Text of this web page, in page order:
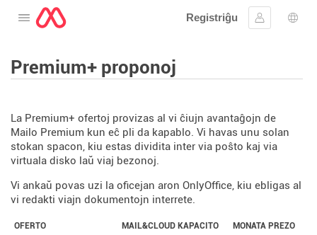
Malfermu la menuon
Registriĝu
Ensaluti
Premium+ proponoj
La Premium+ ofertoj provizas al vi ĉiujn avantaĝojn de
Mailo Premium kun eĉ pli da kapablo. Vi havas unu solan
stokan spacon, kiu estas dividita inter via poŝto kaj via
virtuala disko laŭ viaj bezonoj.
Vi ankaŭ povas uzi la oficejan aron OnlyOffice, kiu ebligas al
vi redakti viajn dokumentojn interrete.
OFERTO MAIL&CLOUD KAPACITO MONATA PREZO